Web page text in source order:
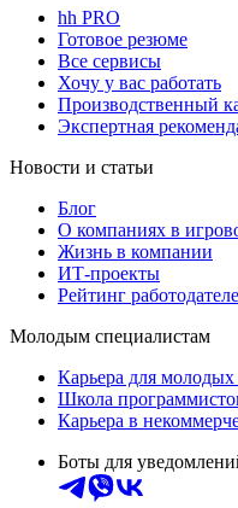
hh PRO
Готовое резюме
Все сервисы
Хочу у вас работать
Производственный
Экспертная
Новости и статьи
Блог
О компаниях в
Жизнь в компании
ИТ-проекты
Рейтинг
Молодым специалистам
Карьера для молодых
Школа
Карьера в
Боты для